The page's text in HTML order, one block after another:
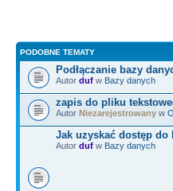
PODOBNE TEMATY
Podłączanie bazy
Autor duf w Bazy danych
zapis do pliku
Autor Niezarejestrowany w
Jak uzyskać dostęp do
Autor duf w Bazy danych